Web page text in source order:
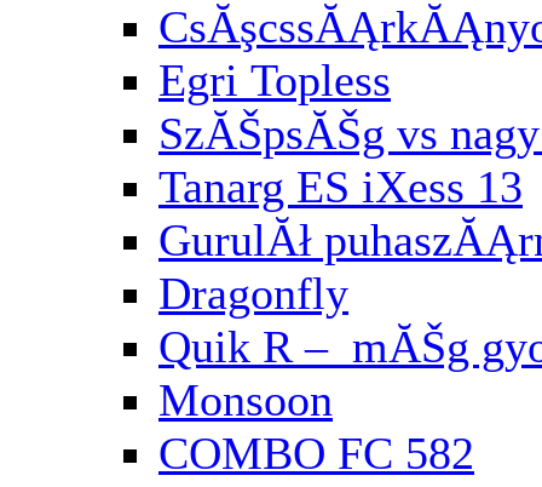
Egri Topless
SzĂŠpsĂŠg vs
Tanarg ES iXess 13
GurulĂł
Dragonfly
Quik R – mĂŠg
Monsoon
COMBO FC 582